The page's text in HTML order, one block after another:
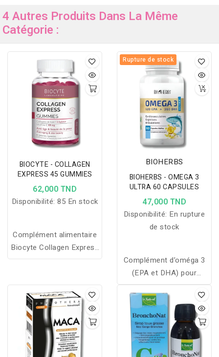
4 Autres Produits Dans La Même
Catégorie :
BIOCYTE - COLLAGEN
EXPRESS 45 GUMMIES
62,000 TND
Disponibilité: 85 En stock
Complément alimentaire
Biocyte Collagen Express
Gummies : collagène de
une peau plus ferme,
éclatante et anti-âge,
sans sucre ni gluten.
Rupture de stock
BIOHERBS
BIOHERBS - OMEGA 3
ULTRA 60 CAPSULES
47,000 TND
Disponibilité: En rupture
de stock
Complément d’oméga 3
(EPA et DHA) pour
soutenir le cœur, le
cerveau, la vision et
réduire l’inflammation et
le vieillissement.